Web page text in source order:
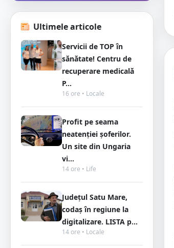
Ultimele articole
Servicii de TOP în
sănătate! Centru de
recuperare medicală
P...
16 ore • Locale
Profit pe seama
neatenției șoferilor.
Un site din Ungaria
vi...
14 ore • Life
Județul Satu Mare,
codaș în regiune la
digitalizare. LISTA p...
14 ore • Locale